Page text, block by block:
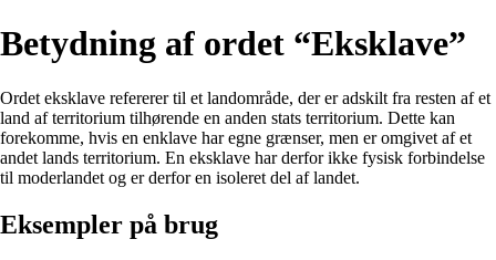
Betydning af ordet “Eksklave”
Ordet eksklave refererer til et landområde, der er adskilt fra resten af et
land af territorium tilhørende en anden stats territorium. Dette kan
forekomme, hvis en enklave har egne grænser, men er omgivet af et
andet lands territorium. En eksklave har derfor ikke fysisk forbindelse
til moderlandet og er derfor en isoleret del af landet.
Eksempler på brug